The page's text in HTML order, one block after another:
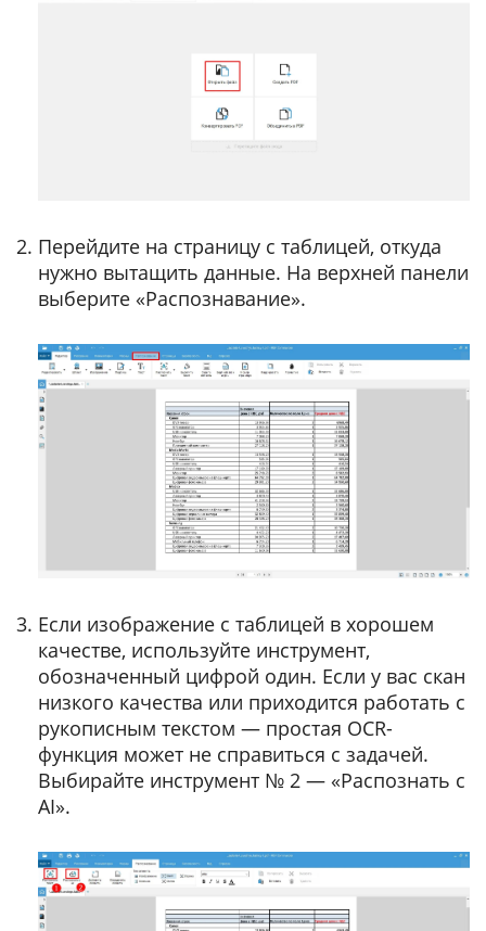
Перейдите на страницу с таблицей, откуда
нужно вытащить данные. На верхней панели
выберите «Распознавание».
Если изображение с таблицей в хорошем
качестве, используйте инструмент,
обозначенный цифрой один. Если у вас скан
низкого качества или приходится работать с
рукописным текстом — простая OCR-
функция может не справиться с задачей.
Выбирайте инструмент № 2 — «Распознать с
AI».